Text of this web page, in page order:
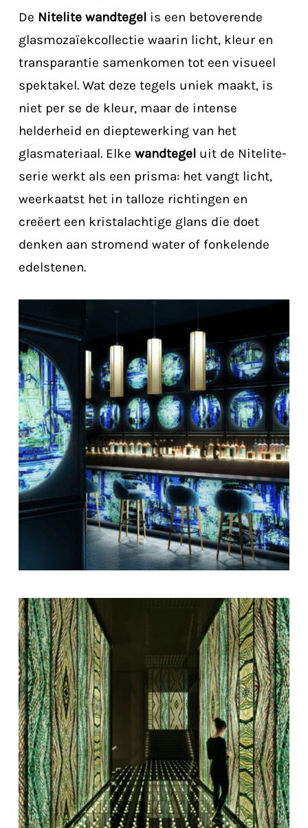
De Nitelite wandtegel is een betoverende
glasmozaïekcollectie waarin licht, kleur en
transparantie samenkomen tot een visueel
spektakel. Wat deze tegels uniek maakt, is
niet per se de kleur, maar de intense
helderheid en dieptewerking van het
glasmateriaal. Elke wandtegel uit de Nitelite-
serie werkt als een prisma: het vangt licht,
weerkaatst het in talloze richtingen en
creëert een kristalachtige glans die doet
denken aan stromend water of fonkelende
edelstenen.